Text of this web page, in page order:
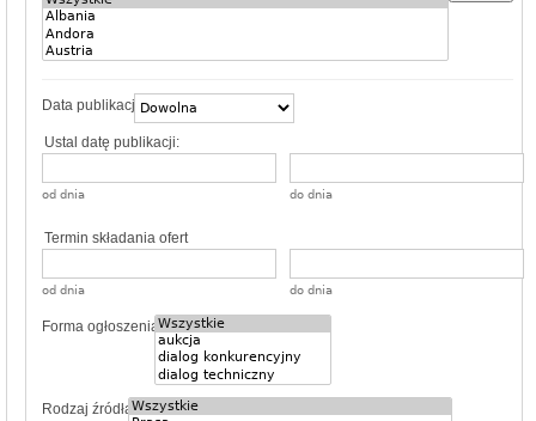
Data publikacji
Ustal datę publikacji:
od dnia do dnia
Termin składania ofert
od dnia do dnia
Forma ogłoszenia
Rodzaj źródła